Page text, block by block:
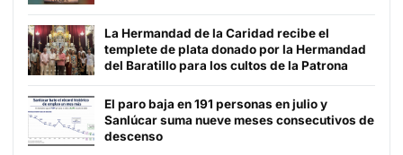
La Hermandad de la Caridad recibe el
templete de plata donado por la Hermandad
del Baratillo para los cultos de la Patrona
El paro baja en 191 personas en julio y
Sanlúcar suma nueve meses consecutivos de
descenso